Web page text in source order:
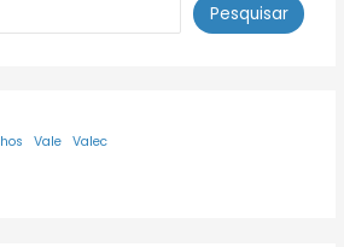
Pesquisar
Vale Valec